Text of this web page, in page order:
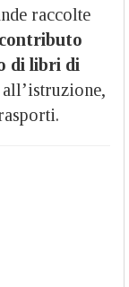
raccolte
contributo
di libri di